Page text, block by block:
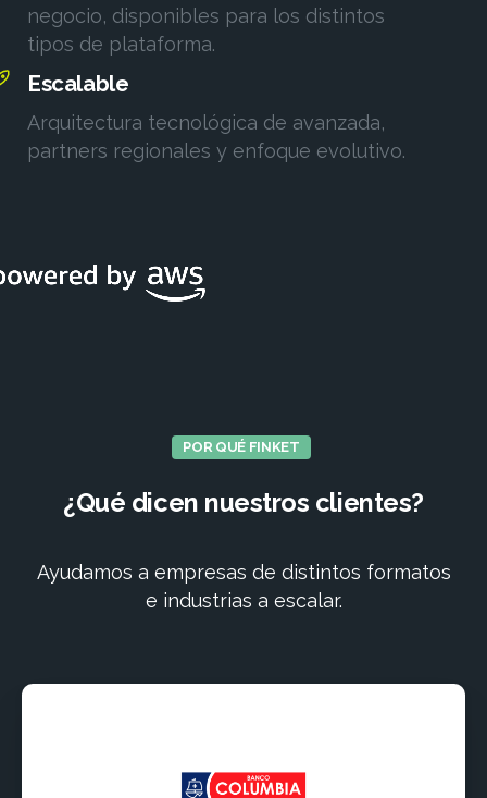
negocio, disponibles para los distintos
tipos de plataforma.
Escalable
Arquitectura tecnológica de avanzada,
partners regionales y enfoque evolutivo.
POR QUÉ FINKET
¿Qué dicen nuestros clientes?
Ayudamos a empresas de distintos formatos
e industrias a escalar.